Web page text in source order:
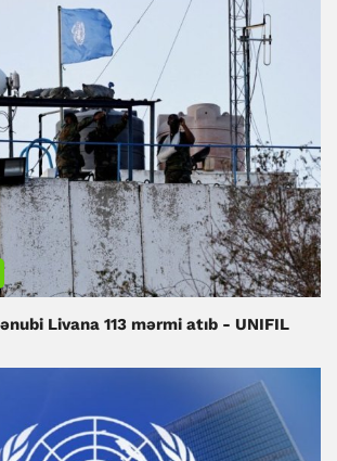
Livana 113 mərmi atıb - UNIFIL